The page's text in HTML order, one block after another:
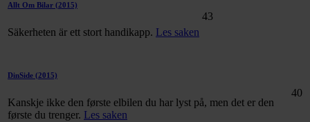
Allt Om Bilar (2015)
Säkerheten är ett stort handikapp. Les saken
43
DinSide (2015)
Kanskje ikke den første elbilen du har lyst på, men det er den
første du trenger. Les saken
40